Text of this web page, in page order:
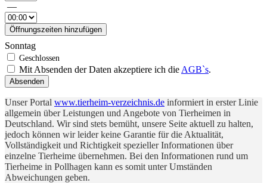
—
Öffnungszeiten hinzufügen
Sonntag
Mit Absenden der Daten akzeptiere ich die AGB`s.
Absenden
Unser Portal www.tierheim-verzeichnis.de informiert in erster Linie
allgemein über Leistungen und Angebote von Tierheimen in
Deutschland. Wir sind stets bemüht, unsere Seite aktuell zu halten,
jedoch können wir leider keine Garantie für die Aktualität,
Vollständigkeit und Richtigkeit spezieller Informationen über
einzelne Tierheime übernehmen. Bei den Informationen rund um
Tierheime in Pollhagen kann es somit unter Umständen
Abweichungen geben.